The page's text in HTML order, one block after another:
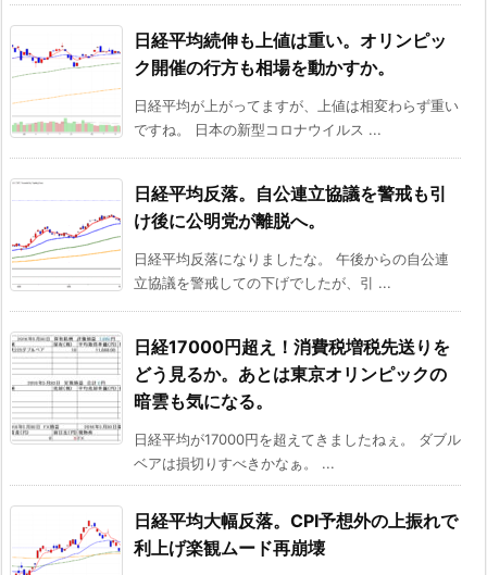
日経平均続伸も上値は重い。オリンピッ
ク開催の行方も相場を動かすか。
日経平均が上がってますが、上値は相変わらず重い
ですね。 日本の新型コロナウイルス ...
日経平均反落。自公連立協議を警戒も引
け後に公明党が離脱へ。
日経平均反落になりましたな。 午後からの自公連
立協議を警戒しての下げでしたが、引 ...
日経17000円超え！消費税増税先送りを
どう見るか。あとは東京オリンピックの
暗雲も気になる。
日経平均が17000円を超えてきましたねぇ。 ダブル
ベアは損切りすべきかなぁ。 ...
日経平均大幅反落。CPI予想外の上振れで
利上げ楽観ムード再崩壊